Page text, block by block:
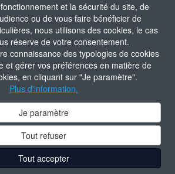
et la sécurité du site, de
ou de vous faire bénéficier de
nous utilisons des cookies, le cas
réserve de votre consentement.
connaissance des typologies de cookies
et gérer vos préférences en matière de
en cliquant sur "Je paramètre".
Plus d'information.
Je paramètre
Tout refuser
Tout accepter